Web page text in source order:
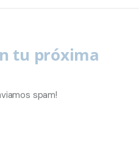
tu próxima
spam!